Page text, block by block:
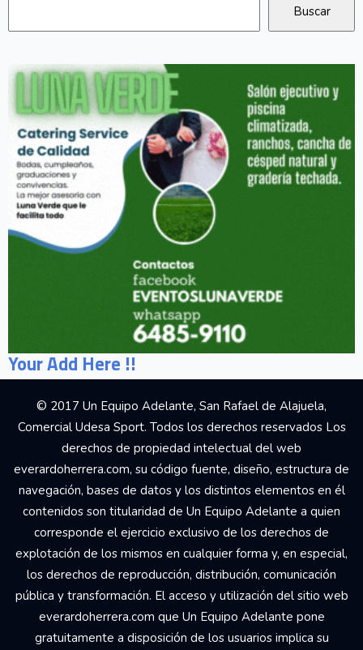
Your Add Here !!
© 2017 Un Equipo Adelante, San Rafael de Alajuela,
Comercial Udesa Sport. Todos los derechos reservados Los
derechos de propiedad intelectual del web
everardoherrera.com, su código fuente, diseño, estructura de
navegación, bases de datos y los distintos elementos en él
contenidos son titularidad de Un Equipo Adelante a quien
corresponde el ejercicio exclusivo de los derechos de
explotación de los mismos en cualquier forma y, en especial,
los derechos de reproducción, distribución, comunicación
pública y transformación. El acceso y utilización del sitio web
everardoherrera.com que Un Equipo Adelante pone
gratuitamente a disposición de los usuarios implica su